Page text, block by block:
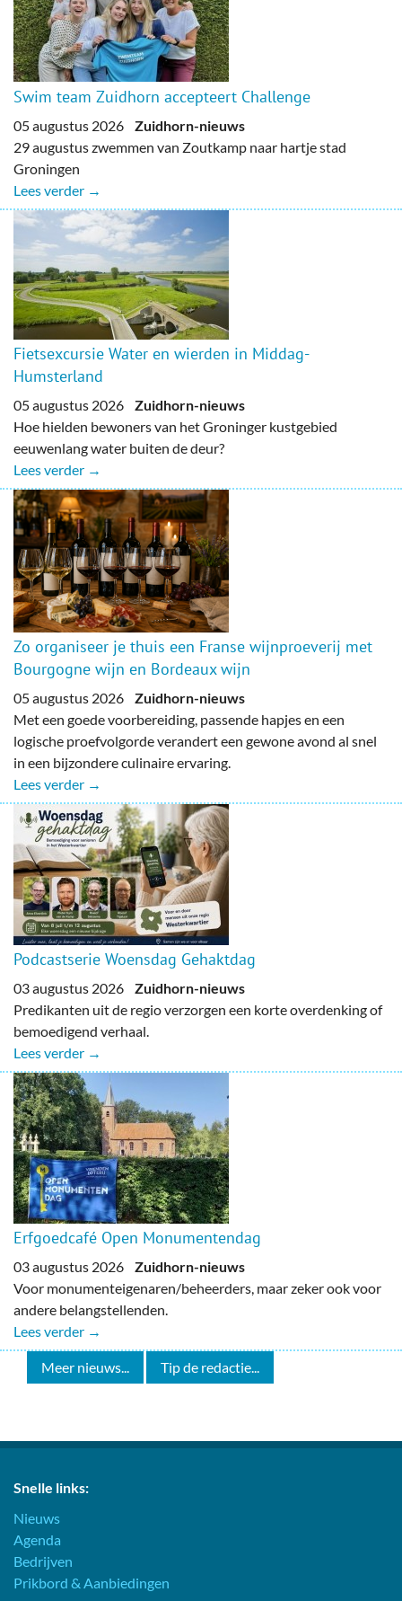
Swim team Zuidhorn accepteert Challenge
05 augustus 2026 Zuidhorn-nieuws
29 augustus zwemmen van Zoutkamp naar hartje stad
Groningen
Lees verder →
Fietsexcursie Water en wierden in Middag-
Humsterland
05 augustus 2026 Zuidhorn-nieuws
Hoe hielden bewoners van het Groninger kustgebied
eeuwenlang water buiten de deur?
Lees verder →
Zo organiseer je thuis een Franse wijnproeverij met
Bourgogne wijn en Bordeaux wijn
05 augustus 2026 Zuidhorn-nieuws
Met een goede voorbereiding, passende hapjes en een
logische proefvolgorde verandert een gewone avond al snel
in een bijzondere culinaire ervaring.
Lees verder →
Podcastserie Woensdag Gehaktdag
03 augustus 2026 Zuidhorn-nieuws
Predikanten uit de regio verzorgen een korte overdenking of
bemoedigend verhaal.
Lees verder →
Erfgoedcafé Open Monumentendag
03 augustus 2026 Zuidhorn-nieuws
Voor monumenteigenaren/beheerders, maar zeker ook voor
andere belangstellenden.
Lees verder →
Meer nieuws... Tip de redactie...
Snelle links:
Nieuws
Agenda
Bedrijven
Prikbord & Aanbiedingen